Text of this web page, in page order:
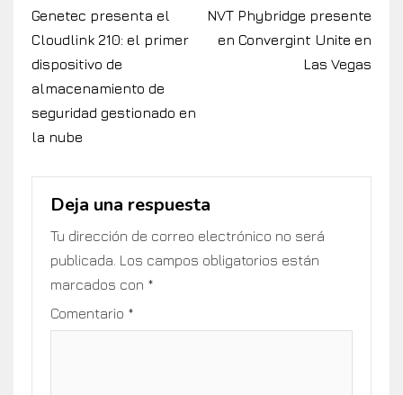
Genetec presenta el
Cloudlink 210: el primer
dispositivo de
almacenamiento de
seguridad gestionado en
la nube
NVT Phybridge presente
en Convergint Unite en
Las Vegas
Deja una respuesta
Tu dirección de correo electrónico no será
publicada. Los campos obligatorios están
marcados con *
Comentario *